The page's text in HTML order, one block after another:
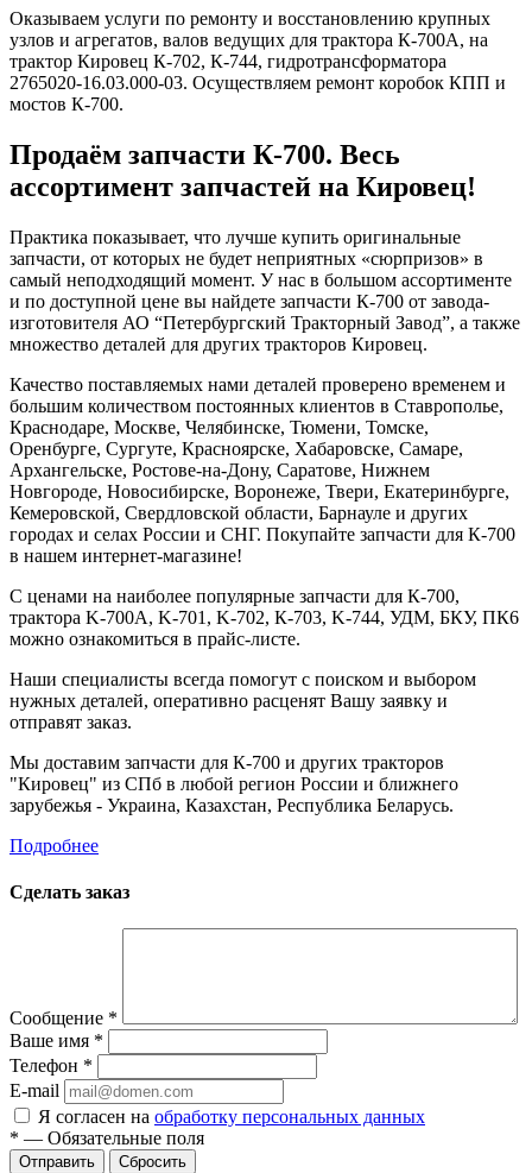
Оказываем услуги по ремонту и восстановлению крупных
узлов и агрегатов, валов ведущих для трактора К-700А, на
трактор Кировец К-702, К-744, гидротрансформатора
2765020-16.03.000-03. Осуществляем ремонт коробок КПП и
мостов К-700.
Продаём запчасти К-700. Весь
ассортимент запчастей на Кировец!
Практика показывает, что лучше купить оригинальные
запчасти, от которых не будет неприятных «сюрпризов» в
самый неподходящий момент. У нас в большом ассортименте
и по доступной цене вы найдете запчасти К-700 от завода-
изготовителя АО “Петербургский Тракторный Завод”, а также
множество деталей для других тракторов Кировец.
Качество поставляемых нами деталей проверено временем и
большим количеством постоянных клиентов в Ставрополье,
Краснодаре, Москве, Челябинске, Тюмени, Томске,
Оренбурге, Сургуте, Красноярске, Хабаровске, Самаре,
Архангельске, Ростове-на-Дону, Саратове, Нижнем
Новгороде, Новосибирске, Воронеже, Твери, Екатеринбурге,
Кемеровской, Свердловской области, Барнауле и других
городах и селах России и СНГ. Покупайте запчасти для К-700
в нашем интернет-магазине!
С ценами на наиболее популярные запчасти для К-700,
трактора K-700A, K-701, K-702, К-703, K-744, УДМ, БКУ, ПК6
можно ознакомиться в прайс-листе.
Наши специалисты всегда помогут с поиском и выбором
нужных деталей, оперативно расценят Вашу заявку и
отправят заказ.
Мы доставим запчасти для К-700 и других тракторов
"Кировец" из СПб в любой регион России и ближнего
зарубежья - Украина, Казахстан, Республика Беларусь.
Подробнее
Сделать заказ
Сообщение *
Ваше имя *
Телефон *
E-mail
Я согласен на обработку персональных данных
* — Обязательные поля
Сбросить